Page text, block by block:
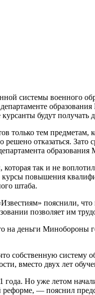
системы военного
будут
только тем
отказаться. Зато
так и не
повышения
штаба.
пояснили, что
позволяет им
на деньги
собственную систему
вместо двух лет
года. Но уже летом
— пояснил